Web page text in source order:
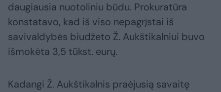
daugiausia nuotoliniu būdu. Prokuratūra
konstatavo, kad iš viso nepagrįstai iš
savivaldybės biudžeto Ž. Aukštikalniui buvo
išmokėta 3,5 tūkst. eurų.
Kadangi Ž. Aukštikalnis praėjusią savaitę